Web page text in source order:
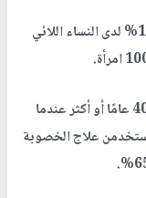
وكان خطر الإصابة بسرطان الثدي أعلى بنسبة 10% لدى النساء اللائي
ونظر الباحثون إلى النساء اللائي بلغن من العمر 40 عامًا أو أكثر عندما
علاج الخصوبة